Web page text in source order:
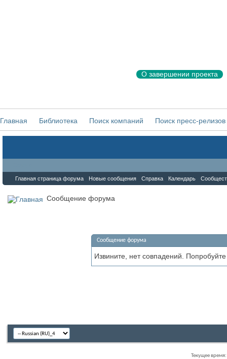
О завершении проекта
Главная Библиотека Поиск компаний Поиск пресс-релизов
Главная страница форума Новые сообщения Справка Календарь
Сообщение форума
Сообщение форума
Извините, нет совпадений.
Текущее время: